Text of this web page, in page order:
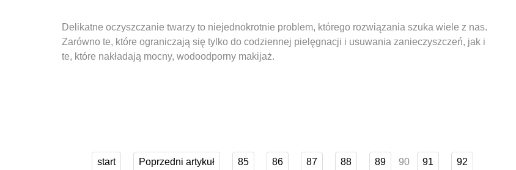
Delikatne oczyszczanie twarzy to niejednokrotnie problem, którego rozwiązania szuka wiele z nas.
Zarówno te, które ograniczają się tylko do codziennej pielęgnacji i usuwania zanieczyszczeń, jak i
te, które nakładają mocny, wodoodporny makijaż.
start Poprzedni artykuł 85 86 87 88 89 90 91 92